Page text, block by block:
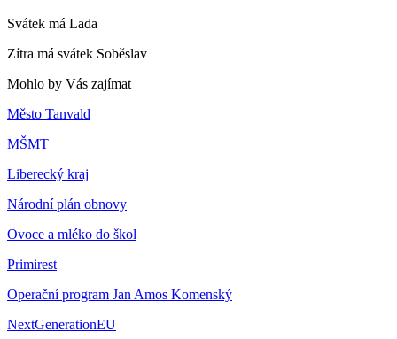
Svátek má Lada
Zítra má svátek Soběslav
Mohlo by Vás zajímat
Město Tanvald
MŠMT
Liberecký kraj
Národní plán obnovy
Ovoce a mléko do škol
Primirest
Operační program Jan Amos Komenský
NextGenerationEU